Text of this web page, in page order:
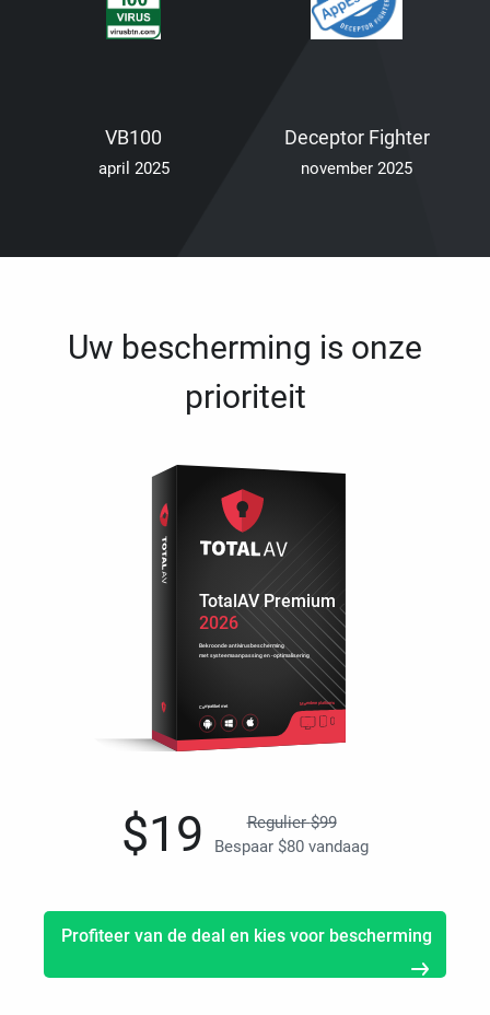
VB100
april 2025
Deceptor Fighter
november 2025
Uw bescherming is onze
prioriteit
2026
Bekroonde antivirusbescherming
met systeemaanpassing en -optimalisering
Compatibel met Meerdere platforms
TotalAV Premium
$19 Regulier$99
Bespaar $80 vandaag
Profiteer van de deal en kies voor bescherming